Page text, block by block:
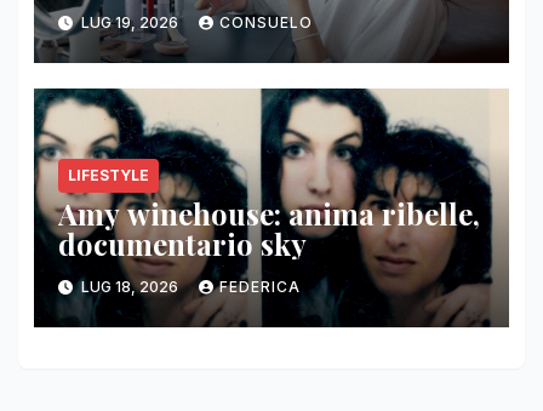
LUG 19, 2026 CONSUELO
LIFESTYLE
Amy winehouse: anima ribelle,
documentario sky
LUG 18, 2026 FEDERICA